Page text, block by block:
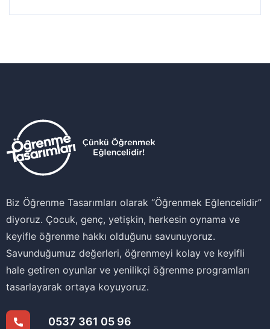
Biz Öğrenme Tasarımları olarak ‘‘Öğrenmek Eğlencelidir’’
diyoruz. Çocuk, genç, yetişkin, herkesin oynama ve
keyifle öğrenme hakkı olduğunu savunuyoruz.
Savunduğumuz değerleri, öğrenmeyi kolay ve keyifli
hale getiren oyunlar ve yenilikçi öğrenme programları
tasarlayarak ortaya koyuyoruz.
0537 361 05 96